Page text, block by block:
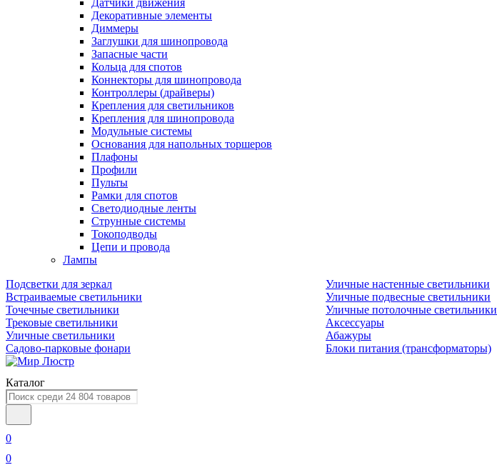
Датчики движения
Декоративные элементы
Диммеры
Заглушки для шинопровода
Запасные части
Кольца для спотов
Коннекторы для шинопровода
Контроллеры (драйверы)
Крепления для светильников
Крепления для шинопровода
Модульные системы
Основания для напольных торшеров
Плафоны
Профили
Пульты
Рамки для спотов
Светодиодные ленты
Струнные системы
Токоподводы
Цепи и провода
Лампы
Подсветки для зеркал
Встраиваемые светильники
Точечные светильники
Трековые светильники
Уличные светильники
Садово-парковые фонари
Уличные настенные светильники
Уличные подвесные светильники
Уличные потолочные светильники
Аксессуары
Абажуры
Блоки питания (трансформаторы)
Каталог
0
0